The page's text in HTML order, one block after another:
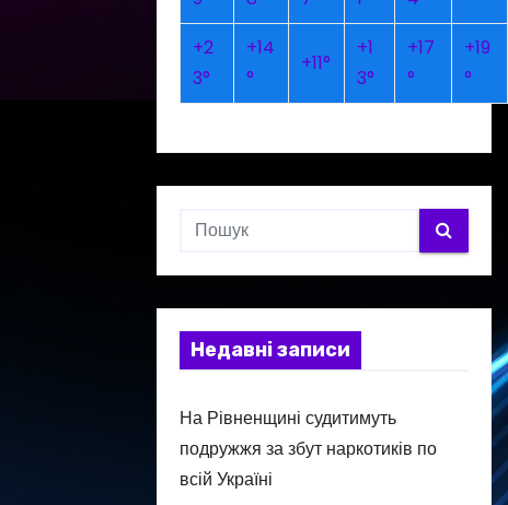
+2
3°
+14
°
+11°
+1
3°
+17
°
+19
°
Недавні записи
На Рівненщині судитимуть
подружжя за збут наркотиків по
всій Україні